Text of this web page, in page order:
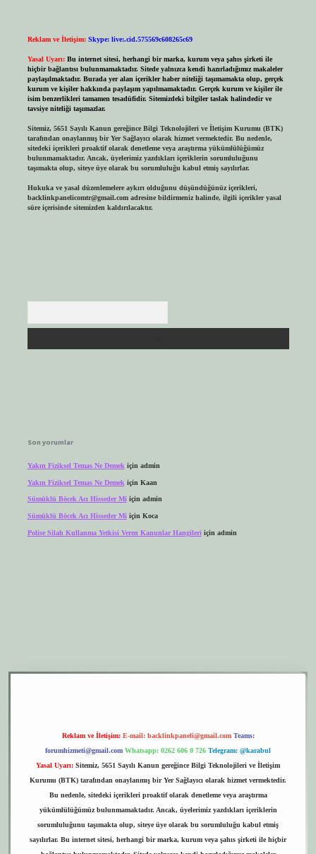
Reklam ve İletişim: Skype: live:.cid.575569c608265c69
Yasal Uyarı: Bu internet sitesi, herhangi bir marka, kurum veya şahıs şirketi ile
hiçbir bağlantısı bulunmamaktadır. Sitede yalnızca kendi hazırladığımız makaleler
paylaşılmaktadır. Burada yer alan içerikler haber niteliği taşımamakta olup, gerçek
kurum ve kişiler hakkında paylaşım yapılmamaktadır. Gerçek kurum ve kişiler ile
isim benzerlikleri tamamen tesadüfidir. Sitemizdeki bilgiler taslak halindedir ve
tavsiye niteliği taşımazlar.
Sitemiz, 5651 Sayılı Kanun gereğince Bilgi Teknolojileri ve İletişim Kurumu (BTK)
tarafından onaylanmış bir Yer Sağlayıcı olarak hizmet vermektedir. Bu nedenle,
sitedeki içerikleri proaktif olarak denetleme veya araştırma yükümlülüğümüz
bulunmamaktadır. Ancak, üyelerimiz yazdıkları içeriklerin sorumluluğunu
taşımakta olup, siteye üye olarak bu sorumluluğu kabul etmiş sayılırlar.
Hukuka ve yasal düzenlemelere aykırı olduğunu düşündüğünüz içerikleri,
backlinkpanelicomtr@gmail.comadresine bildirmeniz halinde, ilgili içerikler yasal
süre içerisinde sitemizden kaldırılacaktır.
Son yorumlar
Yakın Fiziksel Temas Ne Demek için admin
Yakın Fiziksel Temas Ne Demek için Kaan
Sümüklü Böcek Acı Hisseder Miiçin admin
Sümüklü Böcek Acı Hisseder Mi için Koca
Polise Silah Kullanma Yetkisi Veren Kanunlar Hangileri için admin
Reklam ve İletişim: E-mail: backlinkpaneli@gmail.com Teams:
forumhizmeti@gmail.com Whatsapp: 0262 606 0 726 Telegram: @karabul
Yasal Uyarı: Sitemiz, 5651 Sayılı Kanun gereğince Bilgi Teknolojileri ve İletişim
Kurumu (BTK) tarafından onaylanmış bir Yer Sağlayıcı olarak hizmet vermektedir.
Bu nedenle, sitedeki içerikleri proaktif olarak denetleme veya araştırma
yükümlülüğümüz bulunmamaktadır. Ancak, üyelerimiz yazdıkları içeriklerin
sorumluluğunu taşımakta olup, siteye üye olarak bu sorumluluğu kabul etmiş
sayılırlar. Bu internet sitesi, herhangi bir marka, kurum veya şahıs şirketi ile hiçbir